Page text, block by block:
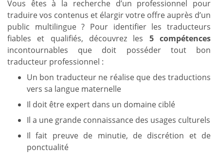
Vous êtes à la recherche d’un professionnel pour
traduire vos contenus et élargir votre offre auprès d’un
public multilingue ? Pour identifier les traducteurs
fiables et qualifiés, découvrez les 5 compétences
incontournables que doit posséder tout bon
traducteur professionnel :
Un bon traducteur ne réalise que des traductions
vers sa langue maternelle
Il doit être expert dans un domaine ciblé
Il a une grande connaissance des usages culturels
Il fait preuve de minutie, de discrétion et de
ponctualité